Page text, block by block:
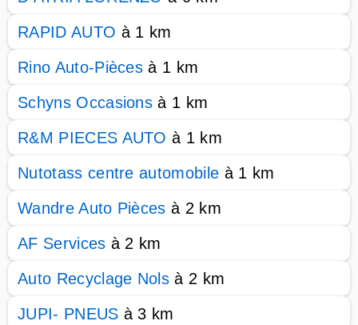
RAPID AUTO à 1 km
Rino Auto-Pièces à 1 km
Schyns Occasions à 1 km
R&M PIECES AUTO à 1 km
Nutotass centre automobile à 1 km
Wandre Auto Pièces à 2 km
AF Services à 2 km
Auto Recyclage Nols à 2 km
JUPI- PNEUS à 3 km